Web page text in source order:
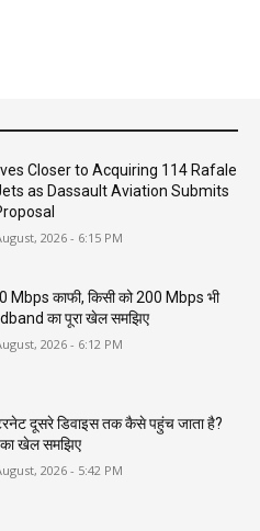
Closer to Acquiring 114 Rafale
as Dassault Aviation Submits
2026 - 6:15 PM
Mbps काफी, किसी को 200 Mbps भी
का पूरा खेल समझिए
2026 - 6:12 PM
दूसरे डिवाइस तक कैसे पहुंच जाता है?
खेल समझिए
2026 - 5:42 PM